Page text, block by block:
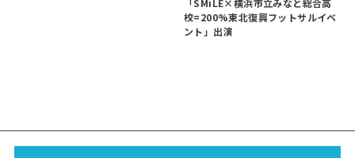
校=200%東北復興フットサルイベ
ント」出演